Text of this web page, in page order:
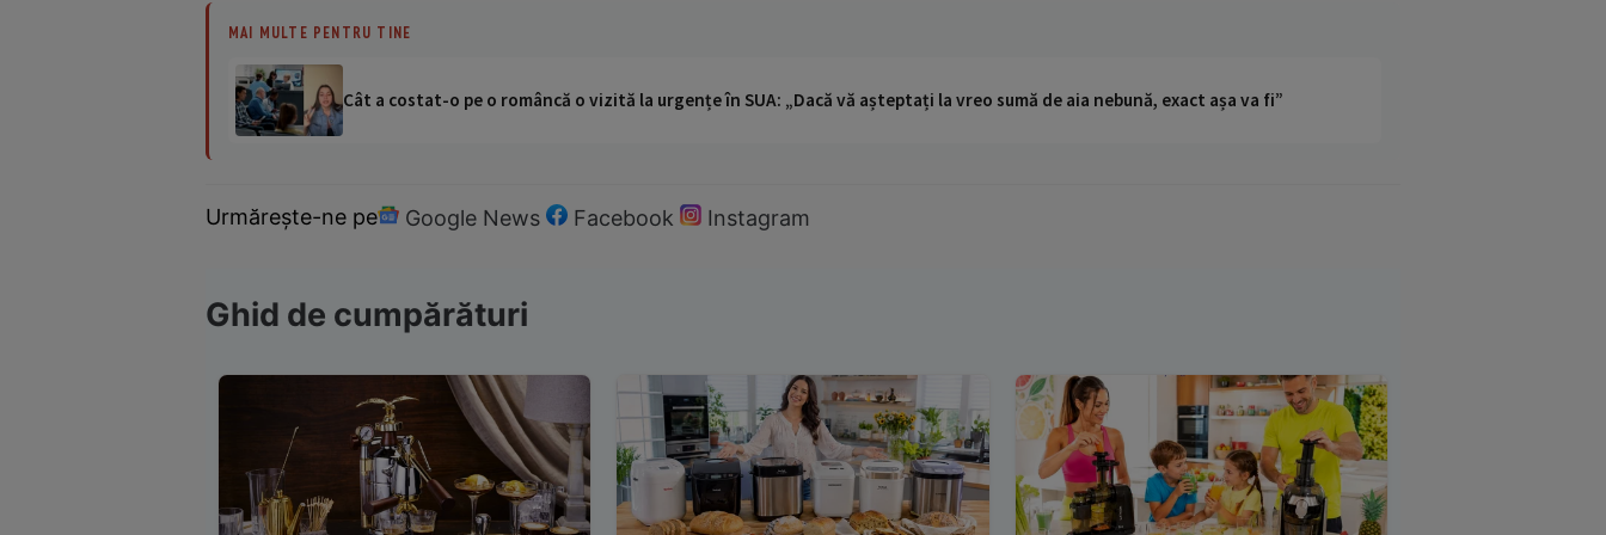
MAI MULTE PENTRU TINE
Cât a costat-o pe o româncă o vizită la urgențe în SUA: „Dacă vă așteptați la vreo sumă de aia nebună, exact așa va fi”
Urmărește-ne pe Google News Facebook Instagram
Ghid de cumpărături